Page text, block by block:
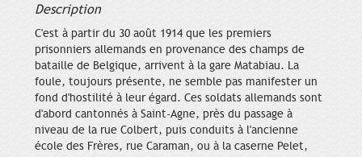
Description
C'est à partir du 30 août 1914 que les premiers
prisonniers allemands en provenance des champs de
bataille de Belgique, arrivent à la gare Matabiau. La
foule, toujours présente, ne semble pas manifester un
fond d'hostilité à leur égard. Ces soldats allemands sont
d'abord cantonnés à Saint-Agne, près du passage à
niveau de la rue Colbert, puis conduits à l'ancienne
école des Frères, rue Caraman, ou à la caserne Pelet,